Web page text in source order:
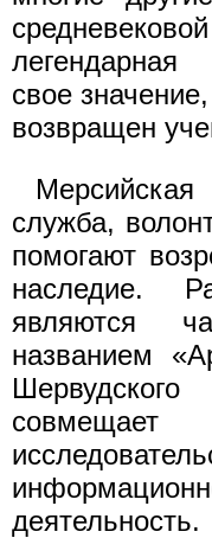
свое
возвращен
служба,
помогают
наследие.
являются
названием
деятельность.